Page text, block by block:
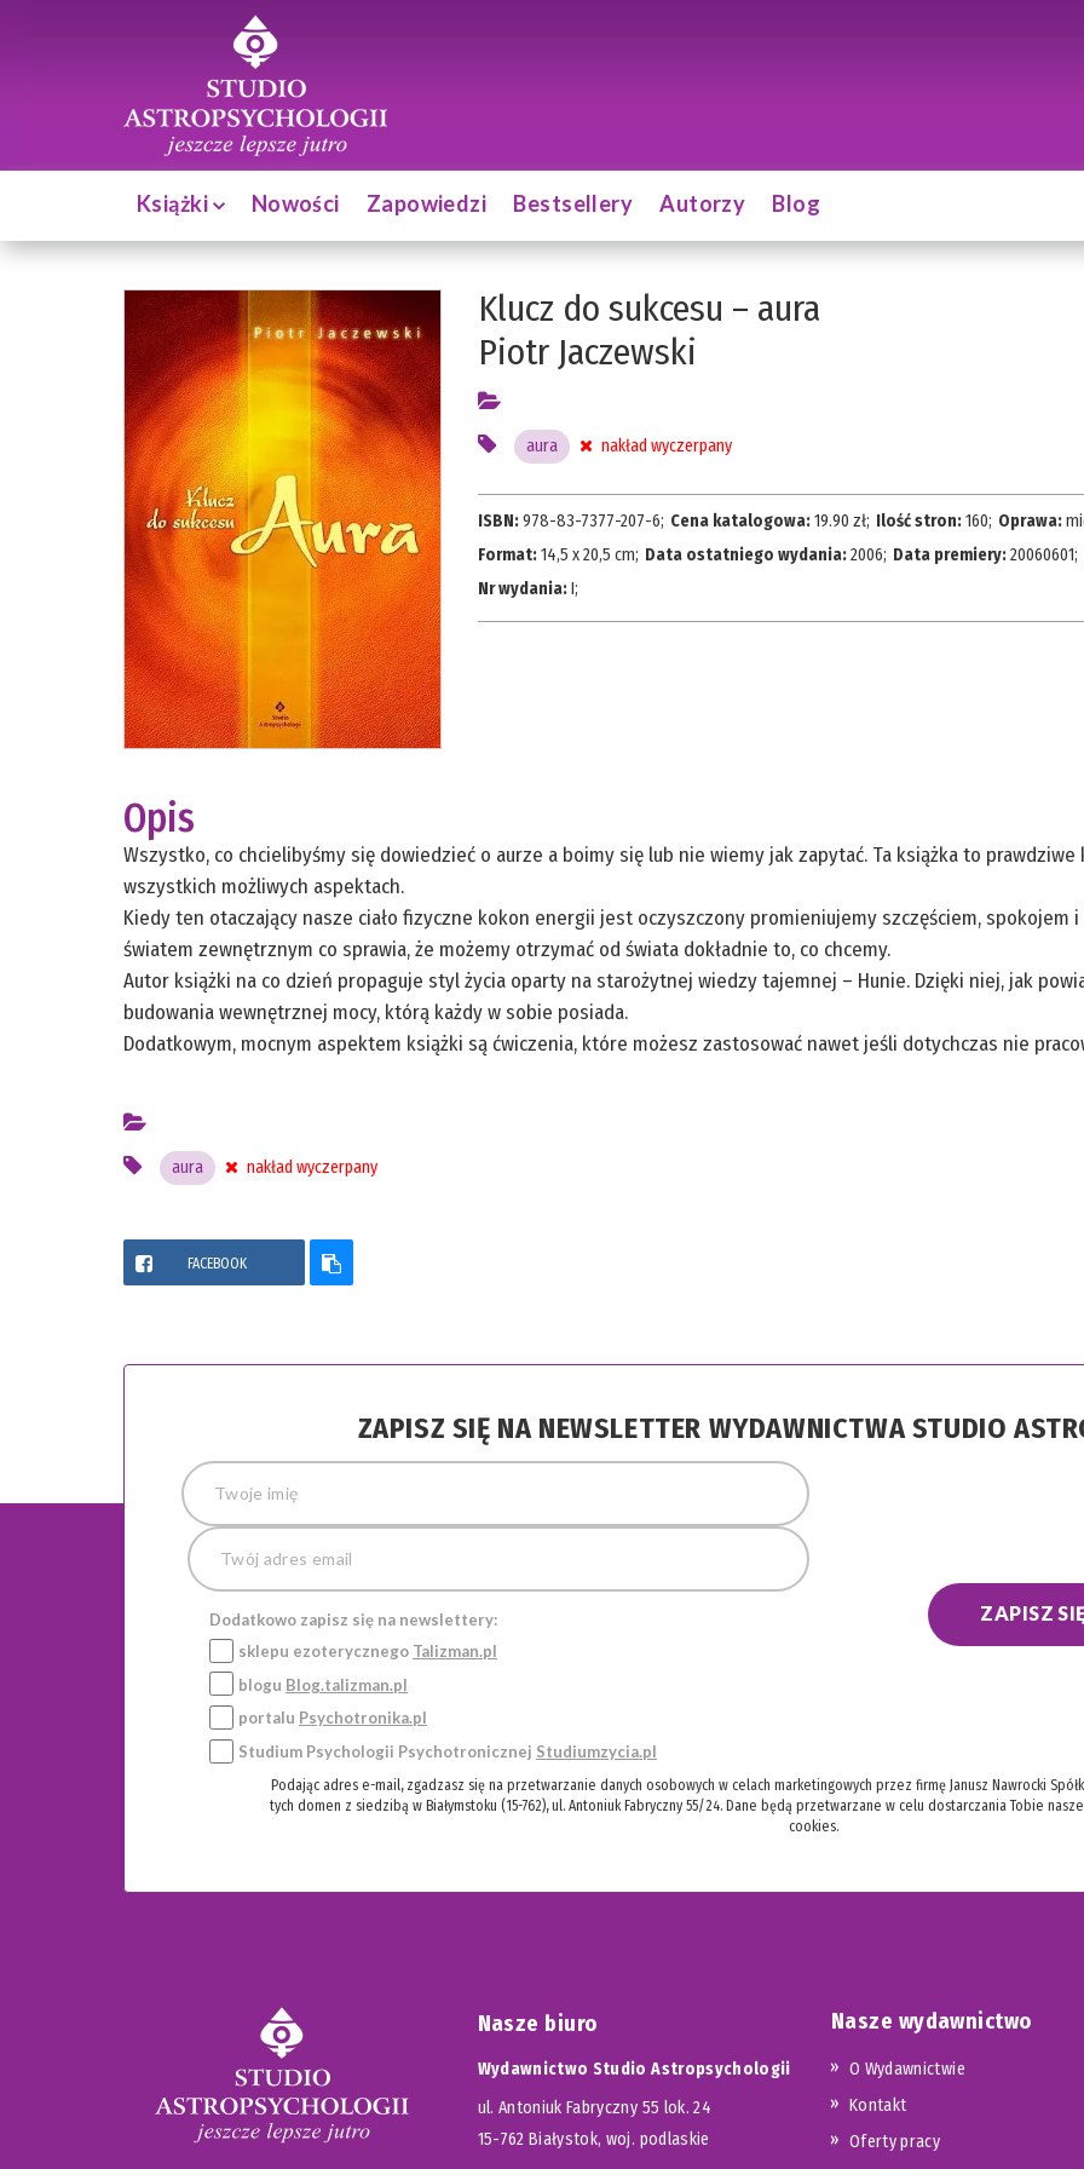
Książki Nowości Zapowiedzi Bestsellery Autorzy Blog
Klucz do sukcesu – aura
Piotr Jaczewski
aura nakład wyczerpany
ISBN:978-83-7377-207-6; Cena katalogowa:19.90 zł; Ilość stron:160; Oprawa:
Format: 14,5 x 20,5 cm; Data ostatniego wydania:2006; Data premiery:20060601;
Nr wydania:I;
Opis
Wszystko, co chcielibyśmy się dowiedzieć o aurze a boimy się lub nie wiemy jak zapytać. Ta książka to
wszystkich możliwych aspektach.
Kiedy ten otaczający nasze ciało fizyczne kokon energii jest oczyszczony promieniujemy szczęściem, spokojem
światem zewnętrznym co sprawia, że możemy otrzymać od świata dokładnie to, co chcemy.
Autor książki na co dzień propaguje styl życia oparty na starożytnej wiedzy tajemnej – Hunie. Dzięki niej, jak
budowania wewnętrznej mocy, którą każdy w sobie posiada.
Dodatkowym, mocnym aspektem książki są ćwiczenia, które możesz zastosować nawet jeśli dotychczas nie
aura nakład wyczerpany
FACEBOOK
ZAPISZ SIĘ NA NEWSLETTER WYDAWNICTWA STUDIO
Dodatkowo zapisz się na newslettery:
sklepu ezoterycznego Talizman.pl
blogu Blog.talizman.pl
portalu Psychotronika.pl
Studium Psychologii Psychotronicznej Studiumzycia.pl
ZAPISZ
Podając adres e-mail, zgadzasz się na przetwarzanie danych osobowych w celach marketingowych przez firmę Janusz Nawrocki
tych domen z siedzibą w Białymstoku (15-762), ul. Antoniuk Fabryczny 55/24. Dane będą przetwarzane w celu dostarczania Tobie
cookies.
Nasze biuro
Wydawnictwo Studio Astropsychologii
ul. Antoniuk Fabryczny 55 lok. 24
15-762 Białystok, woj. podlaskie
Nasze wydawnictwo
O Wydawnictwie
Kontakt
Oferty pracy